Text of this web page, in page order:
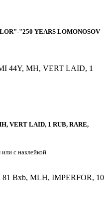
"250 YEARS LOMONOSOV
VERT LAID, 1 RUB, RARE,
с наклейкой